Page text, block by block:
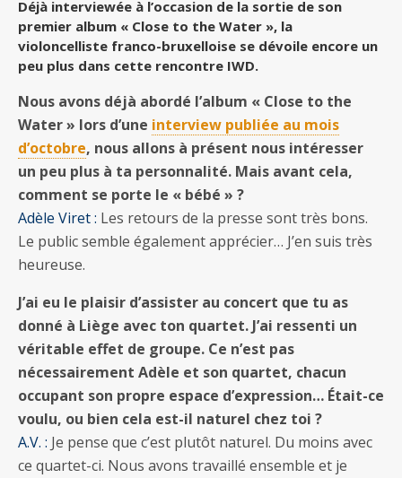
Déjà interviewée à l’occasion de la sortie de son
premier album « Close to the Water », la
violoncelliste franco-bruxelloise se dévoile encore un
peu plus dans cette rencontre IWD.
Nous avons déjà abordé l’album « Close to the
Water » lors d’une interview publiée au mois
d’octobre, nous allons à présent nous intéresser
un peu plus à ta personnalité. Mais avant cela,
comment se porte le « bébé » ?
Adèle Viret : Les retours de la presse sont très bons.
Le public semble également apprécier… J’en suis très
heureuse.
J’ai eu le plaisir d’assister au concert que tu as
donné à Liège avec ton quartet. J’ai ressenti un
véritable effet de groupe. Ce n’est pas
nécessairement Adèle et son quartet, chacun
occupant son propre espace d’expression… Était-ce
voulu, ou bien cela est-il naturel chez toi ?
A.V. : Je pense que c’est plutôt naturel. Du moins avec
ce quartet-ci. Nous avons travaillé ensemble et je